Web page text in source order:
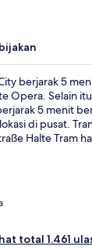
berjarak 5
Opera. Selain
5 menit
di pusat.
Halte Tram
total 1.461